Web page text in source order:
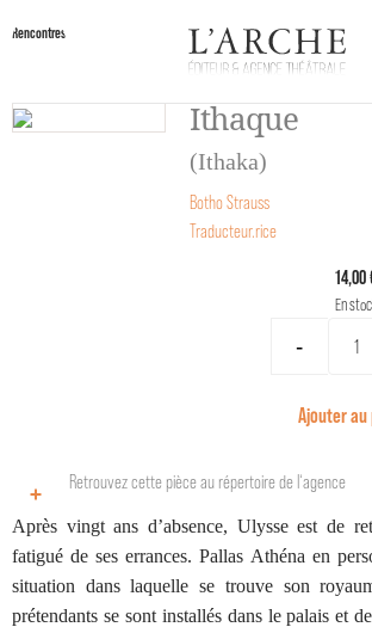
Rencontres
Ithaque
(Ithaka)
Botho Strauss
Traducteur.rice
14,00
En
-
Ajouter
Retrouvez cette pièce au répertoire de l‘agence
Après vingt ans d’absence, Ulysse est de
fatigué de ses errances. Pallas Athéna en
situation dans laquelle se trouve son
prétendants se sont installés dans le palais et